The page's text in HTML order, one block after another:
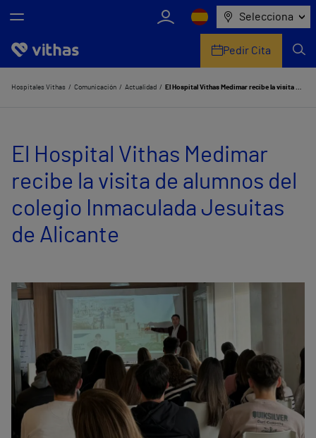
Selecciona
Nosotros
Servicios de salud
Equipo médico y asistencial
Información útil
Pedir Cita
Hospitales Vithas Comunicación Actualidad El Hospital Vithas Medimar recibe la visita de alumnos del colegio Inmaculada Jesuitas de Alicante
El Hospital Vithas Medimar
recibe la visita de alumnos del
colegio Inmaculada Jesuitas
de Alicante